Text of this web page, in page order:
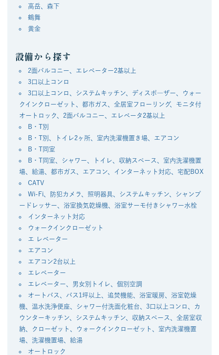
高岳、森下
鶴舞
黄金
設備から探す
2面バルコニー、エレベーター2基以上
3口以上コンロ
3口以上コンロ、システムキッチン、ディスポ―ザー、ウォー
クインクローゼット、都市ガス、全居室フローリング、モニタ付
オートロック、2面バルコニー、エレベータ2基以上
B・T別
B・T別、トイレ2ヶ所、室内洗濯機置き場、エアコン
B・T同室
B・T同室、シャワー、トイレ、収納スペース、室内洗濯機置
場、給湯、都市ガス、エアコン、インターネット対応、宅配BOX
CATV
Wi-Fi、防犯カメラ、照明器具、システムキッチン、シャンプ
ードレッサー、浴室換気乾燥機、浴室サーモ付きシャワー水栓
インターネット対応
ウォークインクローゼット
エ レベーター
エアコン
エアコン2台以上
エレベーター
エレベーター、男女別トイレ、個別空調
オートバス、バス1坪以上、追焚機能、浴室暖房、浴室乾燥
機、温水洗浄便座、シャワー付洗面化粧台、3口以上コンロ、カ
ウンターキッチン、システムキッチン、収納スペース、全居室収
納、クローゼット、ウォークインクローゼット、室内洗濯機置
場、洗濯機置場、給湯
オートロック